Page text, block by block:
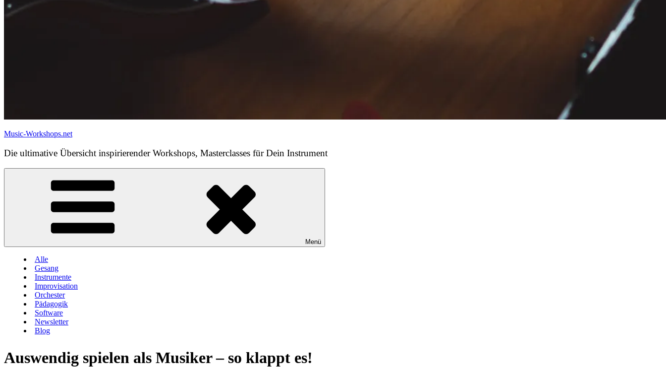
Music-Workshops.net
Die ultimative Übersicht inspirierender Workshops, Masterclasses für Dein Instrument
Menü
Alle
Gesang
Instrumente
Improvisation
Orchester
Pädagogik
Software
Newsletter
Blog
Auswendig spielen als Musiker – so klappt es!